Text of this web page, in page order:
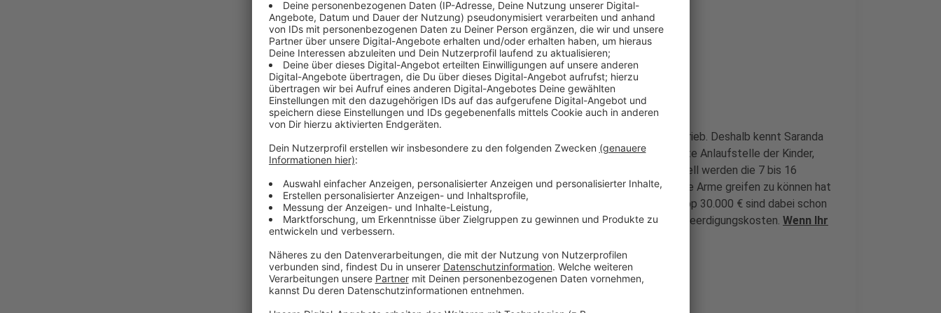
Anzeige
Saranda war erste Anlaufstelle der Kids
Anzeige
Die getötete Gescheranerin war Aushilfe in Saranda's Familienbetrieb. Deshalb kennt Saranda
die 3 Geschwister (2 Jungs, 1 Mädchen) gut und war auch die erste Anlaufstelle der Kinder,
nachdem Ihre Mama nicht mehr nach Hause gekommen war. Aktuell werden die 7 bis 16
Jährigen vom Jugendamt betreut. Um den Kindern etwas unter die Arme greifen zu können hat
Saranda eine Crowdfunding-Aktion für sie ins Leben gerufen. Knapp 30.000 € sind dabei schon
zusammengekommen und helfen aktuell bei der Übernahme der Beerdigungskosten. Wenn Ihr
auch spenden möchtet, findet Ihr die Aktion hier.
Anzeige